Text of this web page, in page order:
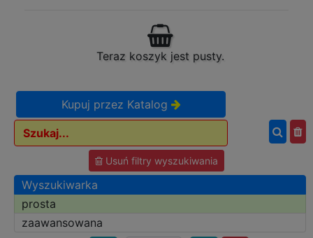
Teraz koszyk jest pusty.
Kupuj przez Katalog
Usuń filtry wyszukiwania
Wyszukiwarka
prosta
zaawansowana